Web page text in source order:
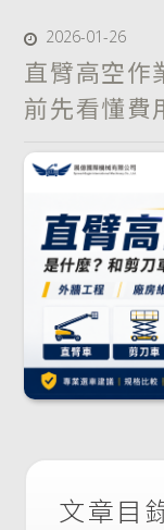
2026-01-26
直臂高空作
前先看懂費
文章目